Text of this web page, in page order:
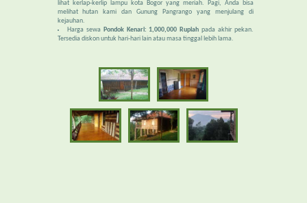
lihat kerlap-kerlip lampu kota Bogor yang meriah. Pagi, Anda bisa
melihat hutan kami dan Gunung Pangrango yang menjulang di
kejauhan.
Harga sewa
Pondok Kenari: 1,000,000 Rupiah pada akhir pekan.
Tersedia diskon untuk hari-hari lain atau masa tinggal lebih lama.